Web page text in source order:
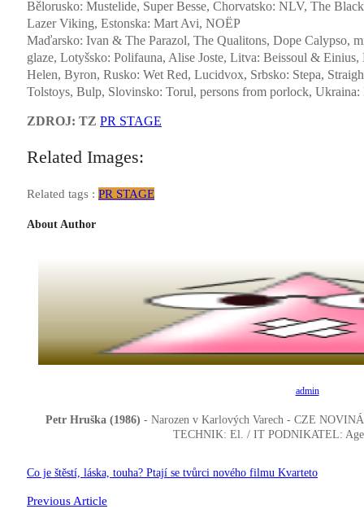
Bělorusko: Mustelide, Super Besse, Chorvatsko: NLV, The
Lazer Viking, Estonska: Mart Avi, NOËP
Maďarsko: Ivan & The Parazol, The Qualitons, Dope Calypso,
glaze, Lotyšsko: Polifauna, Alise Joste, Litva: Beissoul &
Helen, Byron, Rusko: Wet Red, Lucidvox, Srbsko: Stepa,
Tolstoys, Bulp, Slovinsko: Torul, persons from porlock,
ZDROJ: TZ PR STAGE
Related Images:
Related tags : PR STAGE
About Author
admin
Petr Hruška (1986) - Narozen v Karlových Varech - CZE
TECHNIK: El. / IT PODNIKATEL:
Navigace
pro
Co je štěstí, láska, touha? Ptají se tvůrci nového filmu Kvarteto
Previous Article